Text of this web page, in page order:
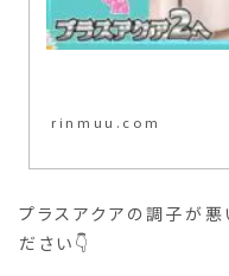
rinmuu.com
プラスアクアの調子が悪
ださい👇